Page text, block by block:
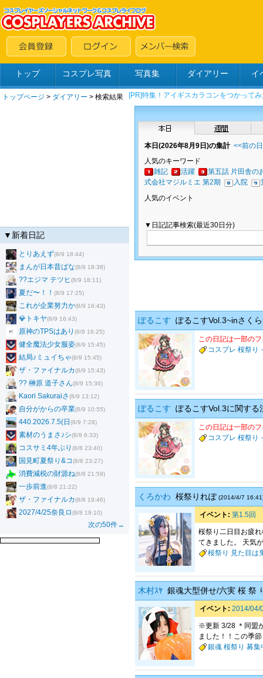
トップ コスプレ写真 写真集 ダイアリー イ
トップページ > ダイアリー > 検索結果
▼新着日記
とりあえず(8/9 18:44)
まんが日本昔ばな(8/9 18:38)
??エジマ テツヒ(8/9 18:11)
夏だ〜！！ (8/9 17:25)
これが企業努力か(8/9 16:43)
💎トキヤ(8/9 16:43)
原神のTPSはあり (8/9 16:25)
健全魔法少女服姿(8/9 15:45)
結局♪ミュイちゃ(8/9 15:45)
ザ・ファイナルカ(8/9 15:43)
?? 榊原 道子さん(8/9 15:36)
Kaori Sakuraiさ(8/9 13:12)
自分がからの卒業(8/9 10:55)
440.2026.7.5(日 (8/9 7:28)
素材のうまさ♪シ(8/9 6:33)
コスサミ4年ぶり (8/8 23:40)
国見町夏祭り&コ(8/8 23:27)
消費減税の財源ね(8/8 21:59)
一歩前進(8/8 21:22)
ザ・ファイナルカ(8/8 19:46)
2027/4/25奈良ロ(8/8 19:10)
次の50件→
本日(2026年8月9日)の集計 <<前の
人気のキーワード
雑記
活躍
第五話 片田舎の
式会社マジルミエ 第2期
入院
人気のイベント
▼日記記事検索(最近30日分)
ぽるこす ぽるこすVol.3~inさく
この日記は一部の
コスプレ 桜祭り
ぽるこす ぽるこすVol.3に関する
この日記は一部の
コスプレ 桜祭り
くろかわ 桜祭りれぽ(2014/4/7
イベント: 第1.5回
桜祭り二日目お疲
てきました。 天気
桜祭り 見た目は
木村ｽﾔ 銀魂大型併せ/六実 桜 祭
イベント: 2014/04/
※更新 3/28 ＊同盟
ました！！この季
銀魂 桜祭り 募集